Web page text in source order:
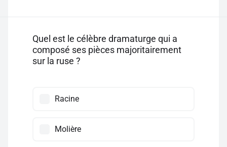
Quel est le célèbre dramaturge qui a
composé ses pièces majoritairement
sur la ruse ?
Racine
Molière